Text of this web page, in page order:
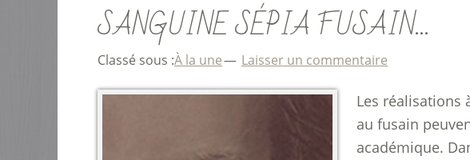
SANGUINE SÉPIA FUSAIN…
Classé sous :À la une Laisser un commentaire
Les réalisations
au fusain
académique.